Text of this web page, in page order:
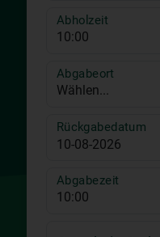
Abholzeit
Abgabeort
Rückgabedatum
Abgabezeit